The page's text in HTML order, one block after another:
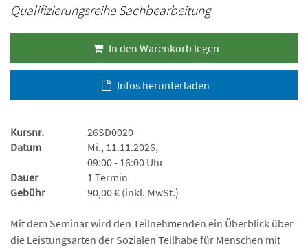
Qualifizierungsreihe Sachbearbeitung
In den Warenkorb legen
Infos herunterladen
Kursnr.
26SD0020
Datum
Mi., 11.11.2026,
09:00 - 16:00 Uhr
Dauer
1 Termin
Gebühr
90,00 € (inkl. MwSt.)
Mit dem Seminar wird den Teilnehmenden ein Überblick über
die Leistungsarten der Sozialen Teilhabe für Menschen mit